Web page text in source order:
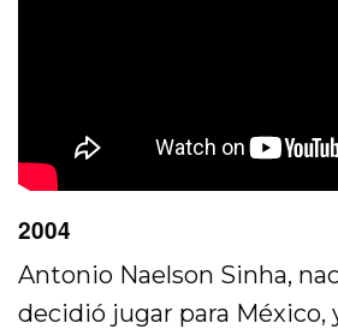
2004
Antonio Naelson Sinha,
decidió jugar para México,